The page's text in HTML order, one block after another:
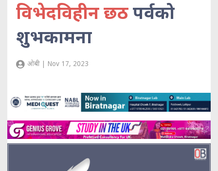
विभेदविहीन छठपर्वको
शुभकामना
ओबी | Nov 17, 2023